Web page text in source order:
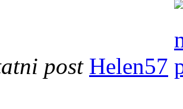
post Helen57